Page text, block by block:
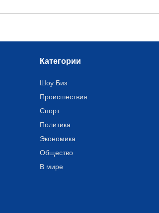
Категории
Шоу Биз
Происшествия
Спорт
Политика
Экономика
Общество
В мире